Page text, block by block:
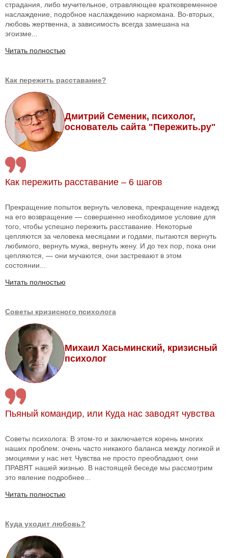
страдания, либо мучительное, отравляющее кратковременное
наслаждение, подобное наслаждению наркомана. Во-вторых,
любовь жертвенна, а зависимость всегда замешана на
эгоизме...
Читать полностью
Как пережить расставание?
Дмитрий Семеник, психолог,
основатель сайта "Пережить.ру"
Как пережить расставание – 6 шагов
Прекращение попыток вернуть человека, прекращение надежд
на его возвращение — совершенно необходимое условие для
того, чтобы успешно пережить расставание. Некоторые
цепляются за человека месяцами и годами, пытаются вернуть
любимого, вернуть мужа, вернуть жену. И до тех пор, пока они
цепляются, — они мучаются, они застревают в этом
состоянии...
Читать полностью
Советы кризисного психолога
Михаил Хасьминский, кризисный
психолог
Пьяный командир, или Куда нас заводят чувства
Советы психолога: В этом-то и заключается корень многих
наших проблем: очень часто никакого баланса между логикой и
эмоциями у нас нет. Чувства не просто преобладают, они
ПРАВЯТ нашей жизнью. В настоящей беседе мы рассмотрим
это явление подробнее...
Читать полностью
Куда уходит любовь?